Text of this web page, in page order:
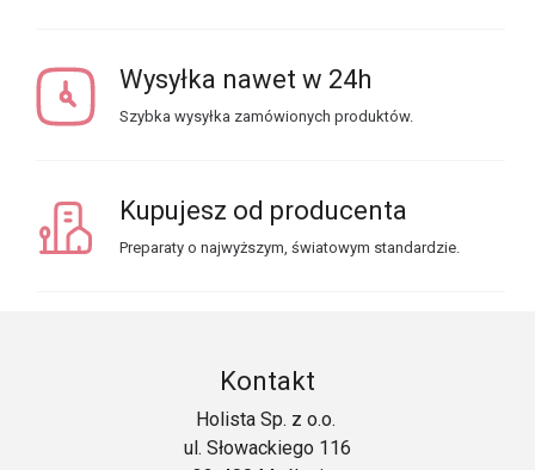
Wysyłka nawet w 24h
Szybka wysyłka zamówionych produktów.
Kupujesz od producenta
Preparaty o najwyższym, światowym standardzie.
Kontakt
Holista Sp. z o.o.
ul. Słowackiego 116